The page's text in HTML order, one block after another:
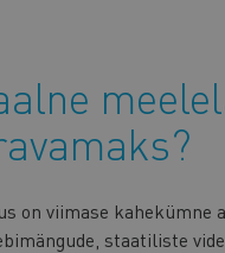
on viimase
staatiliste